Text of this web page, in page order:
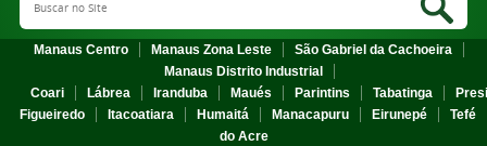
Manaus Centro Manaus Zona Leste
São Gabriel da Cachoeira
Manaus Distrito Industrial
Coari
Lábrea Iranduba Maués Parintins Tabatinga
Figueiredo
Itacoatiara Humaitá Manacapuru Eirunepé
Tefé
do Acre